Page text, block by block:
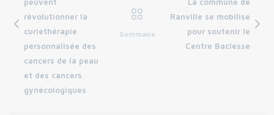
peuvent
révolutionner la
curiethérapie
personnalisée des
cancers de la peau
et des cancers
gynécologiques
Sommaire
La commune de
Ranville se mobilise
pour soutenir le
Centre Baclesse